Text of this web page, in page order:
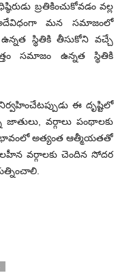
బ్ర‌తికించుకోవ‌డం వ‌ల్ల
అదేవిధంగా మ‌న స‌మాజంలో
స్థితికి తీసుకోని వ‌చ్చే
స‌మాజం ఉన్న‌త స్థితికి
ఈ దృష్టిలో
వ‌ర్గాలు పంథాల‌కు
అత్యంత ఆత్మీయ‌త‌తో
వ‌ర్గాల‌కు చెందిన సోద‌ర